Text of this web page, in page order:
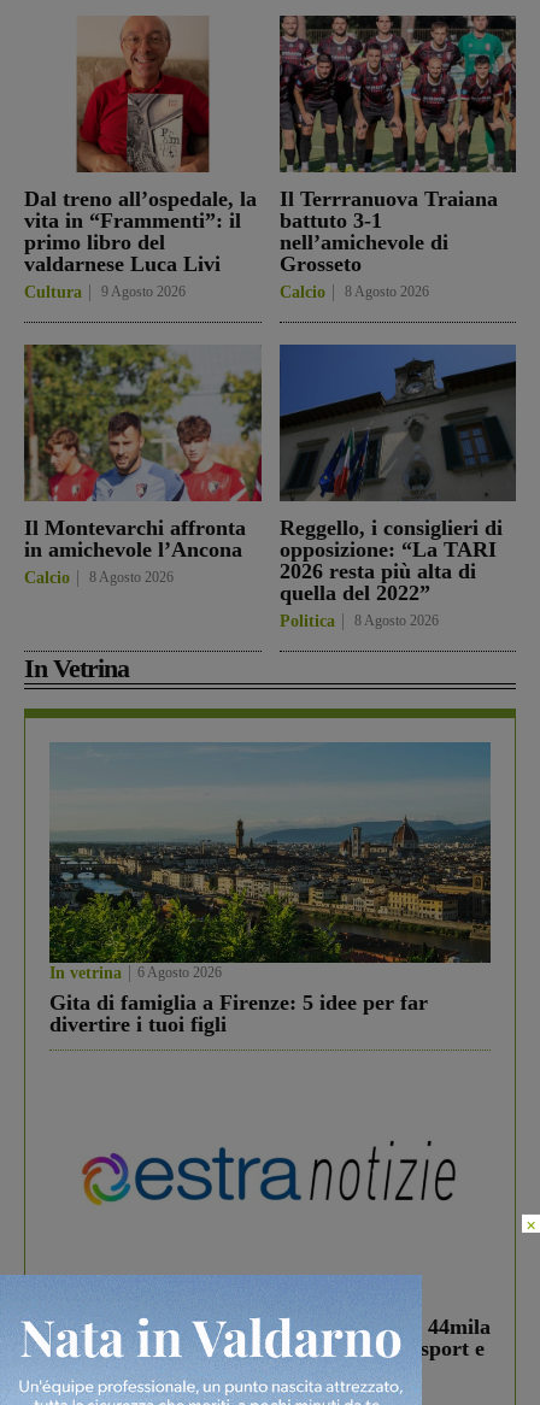
Dal treno all’ospedale, la
vita in “Frammenti”: il
primo libro del
valdarnese Luca Livi
Cultura 9 Agosto 2026
Il Terrranuova Traiana
battuto 3-1
nell’amichevole di
Grosseto
Calcio 8 Agosto 2026
Il Montevarchi affronta
in amichevole l’Ancona
Calcio 8 Agosto 2026
Reggello, i consiglieri di
opposizione: “La TARI
2026 resta più alta di
quella del 2022”
Politica 8 Agosto 2026
In Vetrina
In vetrina 6 Agosto 2026
Gita di famiglia a Firenze: 5 idee per far
divertire i tuoi figli
Estra Notizie agosto: Smart Cities, oltre 44mila
studenti coinvolti, torna il bando per lo sport e
debutta il podcast Estrair
×